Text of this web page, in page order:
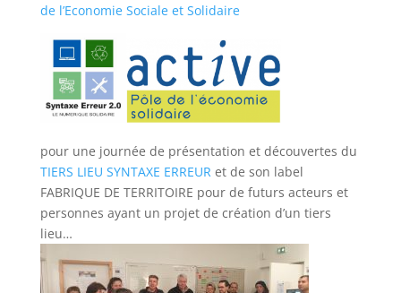
de l’Economie Sociale et Solidaire
pour une journée de présentation et découvertes du
TIERS LIEU SYNTAXE ERREURet de son label
FABRIQUE DE TERRITOIRE pour de futurs acteurs et
personnes ayant un projet de création d’un tiers
lieu…